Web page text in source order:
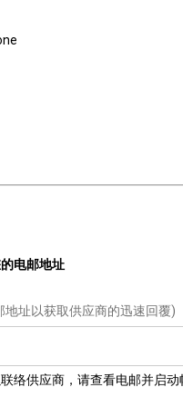
电邮地址
地址以获取供应商的迅速回覆)
络供应商，请查看电邮并启动